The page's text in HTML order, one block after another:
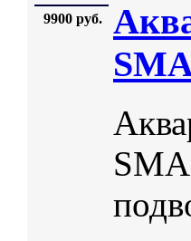
9900 руб.